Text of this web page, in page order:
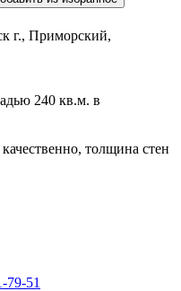
г., Приморский,
240 кв.м. в
толщина стен
79-51